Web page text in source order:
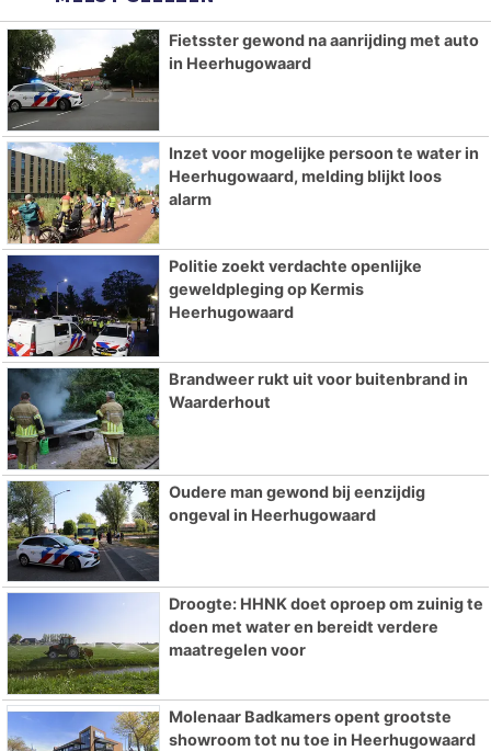
Fietsster gewond na aanrijding met auto
in Heerhugowaard
Inzet voor mogelijke persoon te water in
Heerhugowaard, melding blijkt loos
alarm
Politie zoekt verdachte openlijke
geweldpleging op Kermis
Heerhugowaard
Brandweer rukt uit voor buitenbrand in
Waarderhout
Oudere man gewond bij eenzijdig
ongeval in Heerhugowaard
Droogte: HHNK doet oproep om zuinig te
doen met water en bereidt verdere
maatregelen voor
Molenaar Badkamers opent grootste
showroom tot nu toe in Heerhugowaard